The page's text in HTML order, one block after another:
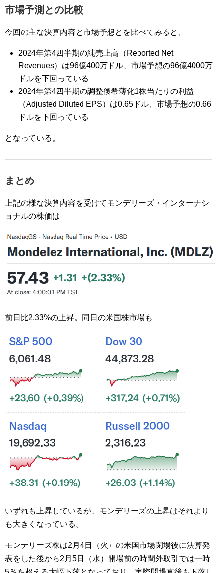
市場予測との比較
今回の主な決算内容と市場予想とを比べてみると、
2024年第4四半期の純売上高（Reported Net
Revenues）は96億400万ドル、市場予想の96億4000万
ドルを下回っている
2024年第4四半期の調整後希薄化1株当たりの利益
（Adjusted Diluted EPS）は0.65ドル、市場予想の0.66
ドルを下回っている
となっている。
まとめ
上記の様な決算内容を受けてモンデリーズ・インターナシ
ョナルの株価は
前日比2.33%の上昇。同日の米国株市場も
いずれも上昇しているが、モンデリーズの上昇はそれより
も大きくなっている。
モンデリーズ株は2月4日（火）の米国市場閉場後に決算発
表をした後から2月5日（水）開場前の時間外取引では一時